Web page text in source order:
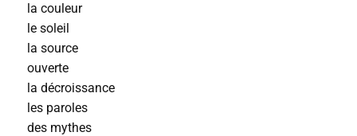
la couleur
le soleil
la source
ouverte
la décroissance
les paroles
des mythes